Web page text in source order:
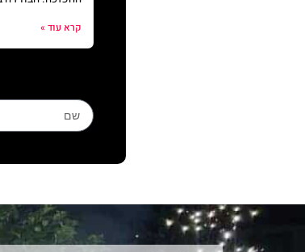
קרא עוד »
Name